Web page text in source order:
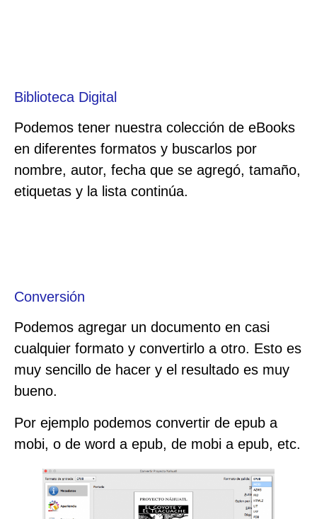
Biblioteca Digital
Podemos tener nuestra colección de eBooks
en diferentes formatos y buscarlos por
nombre, autor, fecha que se agregó, tamaño,
etiquetas y la lista continúa.
Conversión
Podemos agregar un documento en casi
cualquier formato y convertirlo a otro. Esto es
muy sencillo de hacer y el resultado es muy
bueno.
Por ejemplo podemos convertir de epub a
mobi, o de word a epub, de mobi a epub, etc.